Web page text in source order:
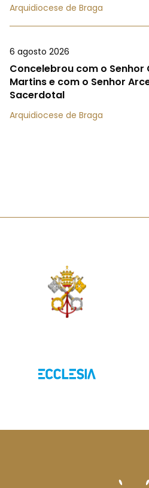
Arquidiocese de Braga
6 agosto 2026
Concelebrou com o
Martins e com o Senhor
Sacerdotal
Arquidiocese de Braga